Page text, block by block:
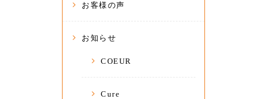
お客様の声
お知らせ
COEUR
Cure